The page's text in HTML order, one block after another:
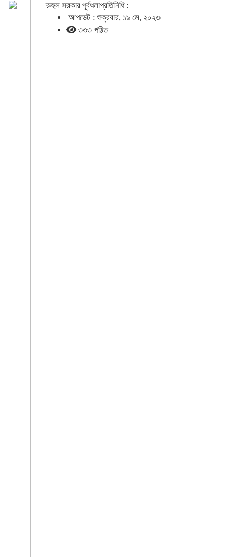
রুহুল সরকার পূর্বধলাপ্রতিনিধি :
আপডেট : শুক্রবার, ১৯ মে, ২০২৩
৩৩৩ পঠিত